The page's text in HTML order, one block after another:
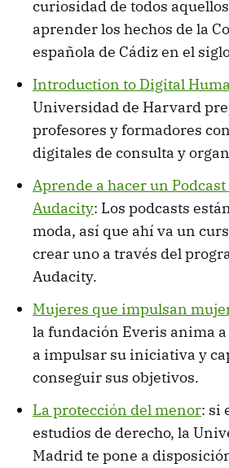
curiosidad de todos
aprender los hechos de la
española de Cádiz en el
Introduction to Digital
Universidad de Harvard
profesores y formadores
digitales de consulta y
Aprende a hacer un
Audacity: Los podcasts
moda, así que ahí va un
crear uno a través del
Audacity.
Mujeres que impulsan
la fundación Everis anima
a impulsar su iniciativa y
conseguir sus objetivos.
La protección del menor: si
estudios de derecho, la
Madrid te pone a